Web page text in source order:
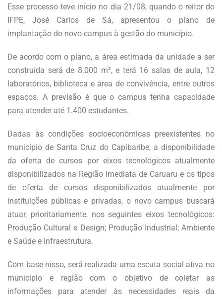
Esse processo teve início no dia 21/08, quando o reitor do
IFPE, José Carlos de Sá, apresentou o plano de
implantação do novo campus à gestão do município.
De acordo com o plano, a área estimada da unidade a ser
construída será de 8.000 m², e terá 16 salas de aula, 12
laboratórios, biblioteca e área de convivência, entre outros
espaços. A previsão é que o campus tenha capacidade
para atender até 1.400 estudantes.
Dadas às condições socioeconômicas preexistentes no
município de Santa Cruz do Capibaribe, a disponibilidade
da oferta de cursos por eixos tecnológicos atualmente
disponibilizados na Região Imediata de Caruaru e os tipos
de oferta de cursos disponibilizados atualmente por
instituições públicas e privadas, o novo campus buscará
atuar, prioritariamente, nos seguintes eixos tecnológicos:
Produção Cultural e Design; Produção Industrial; Ambiente
e Saúde e Infraestrutura.
Com base nisso, será realizada uma escuta social ativa no
município e região com o objetivo de coletar as
informações para atender às necessidades reais da